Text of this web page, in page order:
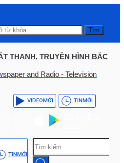
Tìm
THANH, TRUYỀN HÌNH BẮC
and Radio - Television
VIDEOMỚI TINMỚI
TINMỚI